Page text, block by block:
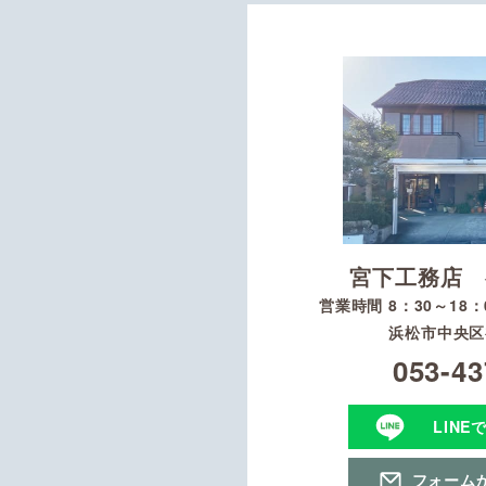
宮下工務店
営業時間 8：30～18
浜松市中央
053-
LINE
フォーム